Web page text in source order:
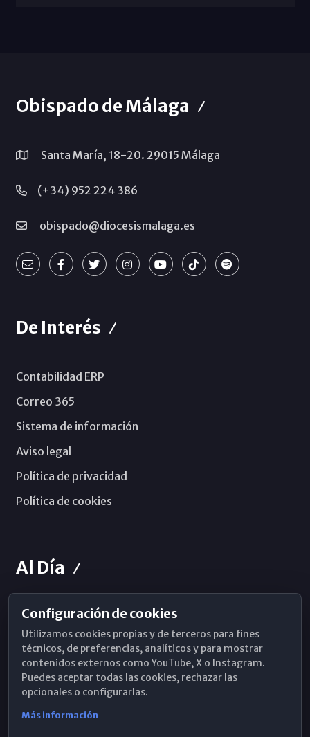
Obispado de Málaga
Santa María, 18-20. 29015 Málaga
(+34) 952 224 386
obispado@diocesismalaga.es
De Interés
Contabilidad ERP
Correo 365
Sistema de información
Aviso legal
Política de privacidad
Política de cookies
Al Día
Horarios de Misa
Hemeroteca
WhatsApp
Configuración de cookies
Utilizamos cookies propias y de terceros para fines
técnicos, de preferencias, analíticos y para mostrar
contenidos externos como YouTube, X o Instagram.
Puedes aceptar todas las cookies, rechazar las
opcionales o configurarlas.
Más información